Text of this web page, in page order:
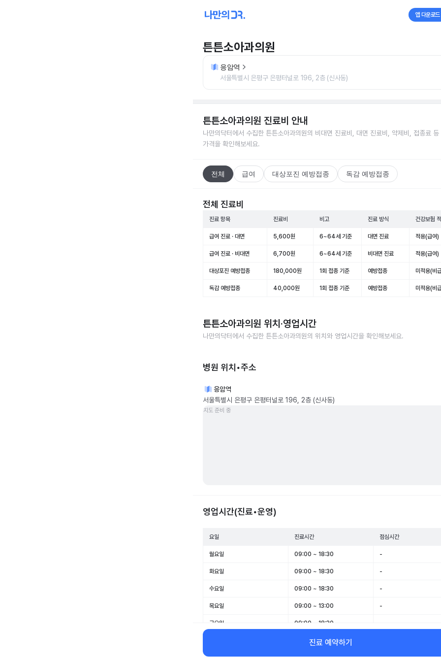
앱 다운로드
튼튼소아과의원
응암역
서울특별시 은평구 은평터널로 196, 2층 (신사동)
튼튼소아과의원 진료비 안내
나만의닥터에서 수집한 튼튼소아과의원의 비대면 진료비, 대면 진료비, 약제비, 접종료 등
가격을 확인해보세요.
전체 급여 대상포진 예방접종 독감 예방접종
전체 진료비
진료 항목 진료비 비고 진료 방식 건강보험
급여 진료 · 대면 5,600원 6~64세 기준 대면 진료 적용(급여)
급여 진료 · 비대면 6,700원 6~64세 기준 비대면 진료 적용(급여)
대상포진 예방접종 180,000원 1회 접종 기준 예방접종 미적용(비
독감 예방접종 40,000원 1회 접종 기준 예방접종 미적용(비
튼튼소아과의원 위치·영업시간
나만의닥터에서 수집한 튼튼소아과의원의 위치와 영업시간을 확인해보세요.
병원 위치•주소
응암역
서울특별시 은평구 은평터널로 196, 2층 (신사동)
지도 준비 중
영업시간(진료•운영)
요일 진료시간 점심시간
월요일 09:00 ~ 18:30 -
화요일 09:00 ~ 18:30 -
수요일 09:00 ~ 18:30 -
목요일 09:00 ~ 13:00 -
금요일 09:00 ~ 18:30
09:00 ~ 13:00
일요일 휴무 -
진료 예약하기